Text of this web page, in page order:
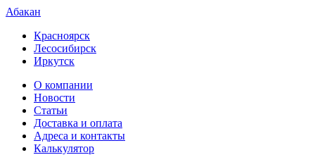
Абакан
Красноярск
Лесосибирск
Иркутск
О компании
Новости
Статьи
Доставка и оплата
Адреса и контакты
Калькулятор